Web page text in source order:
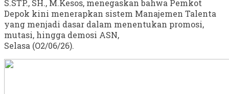
S.STP., SH., M.Kesos, menegaskan bahwa Pemkot
Depok kini menerapkan sistem Manajemen Talenta
yang menjadi dasar dalam menentukan promosi,
mutasi, hingga demosi ASN,
Selasa (O2/06/26).